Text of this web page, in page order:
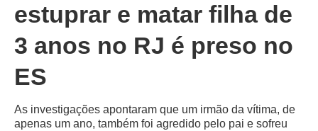
estuprar e matar filha de
3 anos no RJ é preso no
ES
As investigações apontaram que um irmão da vítima, de
apenas um ano, também foi agredido pelo pai e sofreu